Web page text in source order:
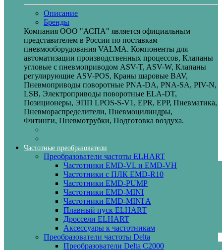
Описание
Бренды
Компания ООО "АСПА" является официальным
представителем в России по поставкам
пневмооборудования VALMA. Компоненты для
автоматизации производственных процессов, Клапаны
угловые с пневмоприводом ASV-T, ASV-W, Клапаны
регулирующие ASV-POS, Краны шаровые BAV,
Пневмоприводы поворотные PNA-DA, PNA-SA, PIV-N,
LSB, Электроприводы поворотные ELA-DT,
Позиционеры, ЭПП LPOS-S-V1, EPR, EPP, Пневматика,
Пневмораспределители, Пневмоцилиндры,
Фитинги, Пневмотрубки, Подготовка воздуха.
Частотные преобразователи
Преобразователи частоты ELHART
Частотники EMD-VL и EMD-VH
Частотники с ПЛК EMD-R10
Частотники EMD-PUMP
Частотники EMD‑MINI
Частотники EMD‑MINI A
Плавный пуск ELHART
Дроссели ELHART
Аксессуары к частотникам
Преобразователи частоты Delta
Преобразователи Delta C2000